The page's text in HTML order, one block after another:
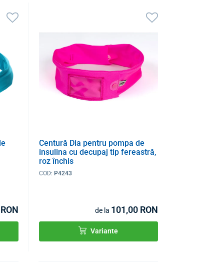
Centură Dia pentru pompa de
insulina cu decupaj tip fereastră,
roz închis
COD:P4243
de la 101,00 RON
Variante